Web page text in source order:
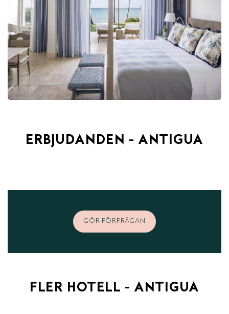
ERBJUDANDEN - ANTIGUA
GÖR FÖRFRÅGAN
FLER HOTELL - ANTIGUA